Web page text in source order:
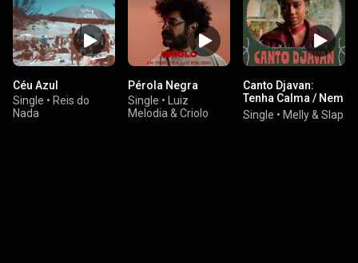
Céu Azul
Single • Reis do
Nada
Pérola Negra
Single •
Luiz
Melodia & Criolo
Canto Djavan:
Tenha Calma / Nem
Um Dia
Single • Melly & Slap